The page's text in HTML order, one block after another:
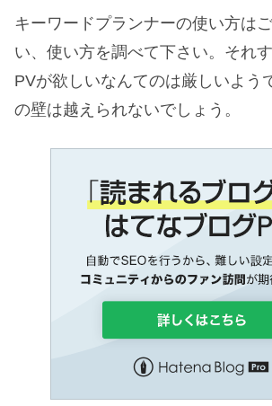
キーワードプランナーの使い方は
い、使い方を調べて下さい。それ
PVが欲しいなんてのは厳しいよう
の壁は越えられないでしょう。